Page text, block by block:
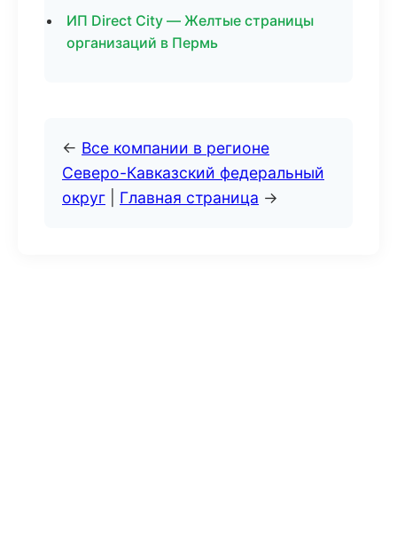
ИП Direct City — Желтые страницы
организаций в Пермь
← Все компании в регионе
Северо-Кавказский федеральный
округ
Главная страница →